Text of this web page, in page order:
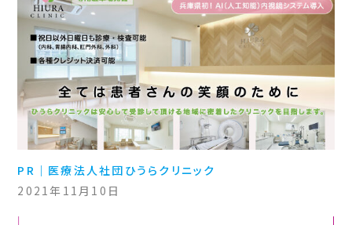
PR｜医療法人社団ひうらクリニック
2021年11月10日